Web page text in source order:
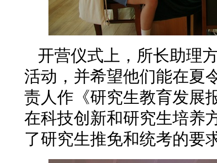
开营仪式上，所长助理
活动，并希望他们能在夏
责人作《研究生教育发展
在科技创新和研究生培养
了研究生推免和统考的要